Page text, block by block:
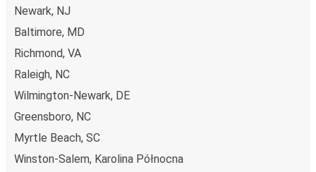
Newark, NJ
Baltimore, MD
Richmond, VA
Raleigh, NC
Wilmington-Newark, DE
Greensboro, NC
Myrtle Beach, SC
Winston-Salem, Karolina Północna